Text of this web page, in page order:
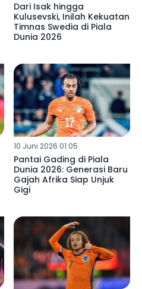
Dari Isak hingga
Kulusevski, Inilah Kekuatan
Timnas Swedia di Piala
Dunia 2026
10 Juni 2026 01:05
Pantai Gading di Piala
Dunia 2026: Generasi Baru
Gajah Afrika Siap Unjuk
Gigi